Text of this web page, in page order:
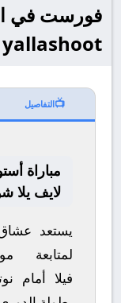
فورست في
yallashoot
📺التفاصيل
مباراة
لايف يلا
يستعد
لمتابعة
فيلاأمام